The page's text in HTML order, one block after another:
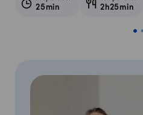
25min 2h25min